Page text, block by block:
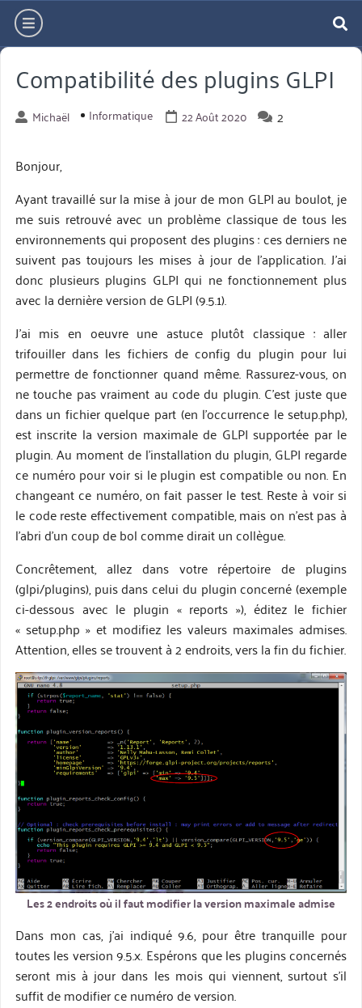
Aller
directement
au
contenu
hamburger
Compatibilité des plugins GLPI
Michaël Informatique 22 Août 2020 2
Bonjour,
Ayant travaillé sur la mise à jour de mon GLPI au boulot, je
me suis retrouvé avec un problème classique de tous les
environnements qui proposent des plugins : ces derniers ne
suivent pas toujours les mises à jour de l’application. J’ai
donc plusieurs plugins GLPI qui ne fonctionnement plus
avec la dernière version de GLPI (9.5.1).
J’ai mis en oeuvre une astuce plutôt classique : aller
trifouiller dans les fichiers de config du plugin pour lui
permettre de fonctionner quand même. Rassurez-vous, on
ne touche pas vraiment au code du plugin. C’est juste que
dans un fichier quelque part (en l’occurrence le setup.php),
est inscrite la version maximale de GLPI supportée par le
plugin. Au moment de l’installation du plugin, GLPI regarde
ce numéro pour voir si le plugin est compatible ou non. En
changeant ce numéro, on fait passer le test. Reste à voir si
le code reste effectivement compatible, mais on n’est pas à
l’abri d’un coup de bol comme dirait un collègue.
Concrêtement, allez dans votre répertoire de plugins
(glpi/plugins), puis dans celui du plugin concerné (exemple
ci-dessous avec le plugin « reports »), éditez le fichier
« setup.php » et modifiez les valeurs maximales admises.
Attention, elles se trouvent à 2 endroits, vers la fin du fichier.
Les 2 endroits où il faut modifier la version maximale admise
Dans mon cas, j’ai indiqué 9.6, pour être tranquille pour
toutes les version 9.5.x. Espérons que les plugins concernés
seront mis à jour dans les mois qui viennent, surtout s’il
suffit de modifier ce numéro de version.